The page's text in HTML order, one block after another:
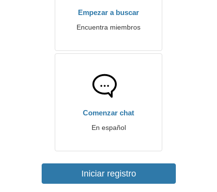
Empezar a buscar
Encuentra miembros
Comenzar chat
En español
Iniciar registro